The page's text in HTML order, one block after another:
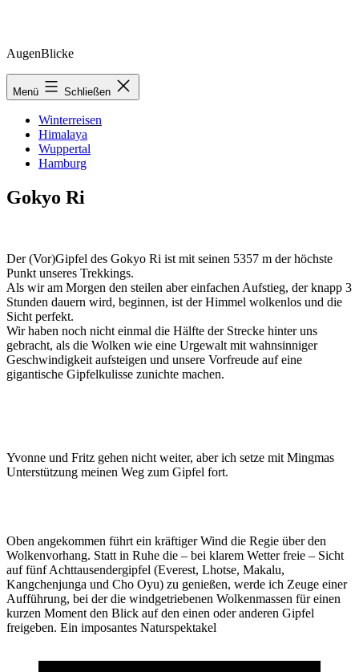
Zum
springen
AugenBlicke
Menü Schließen
Winterreisen
Himalaya
Wuppertal
Hamburg
Gokyo Ri
Der (Vor)Gipfel des Gokyo Ri ist mit seinen 5357 m der höchste
Punkt unseres Trekkings.
Als wir am Morgen den steilen aber einfachen Aufstieg, der knapp 3
Stunden dauern wird, beginnen, ist der Himmel wolkenlos und die
Sicht perfekt.
Wir haben noch nicht einmal die Hälfte der Strecke hinter uns
gebracht, als die Wolken wie eine Urgewalt mit wahnsinniger
Geschwindigkeit aufsteigen und unsere Vorfreude auf eine
gigantische Gipfelkulisse zunichte machen.
Yvonne und Fritz gehen nicht weiter, aber ich setze mit Mingmas
Unterstützung meinen Weg zum Gipfel fort.
Oben angekommen führt ein kräftiger Wind die Regie über den
Wolkenvorhang. Statt in Ruhe die – bei klarem Wetter freie – Sicht
auf fünf Achttausendergipfel (Everest, Lhotse, Makalu,
Kangchenjunga und Cho Oyu) zu genießen, werde ich Zeuge einer
Aufführung, bei der die windgetriebenen Wolkenmassen für einen
kurzen Moment den Blick auf den einen oder anderen Gipfel
freigeben. Ein imposantes Naturspektakel